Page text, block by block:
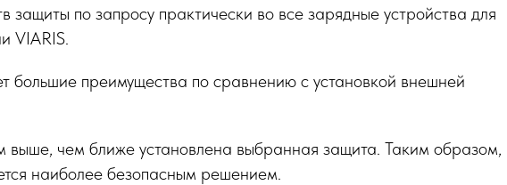
защиты по запросу практически во все зарядные устройства для
VIARIS.
большие преимущества по сравнению с установкой внешней
выше, чем ближе установлена выбранная защита. Таким образом,
наиболее безопасным решением.